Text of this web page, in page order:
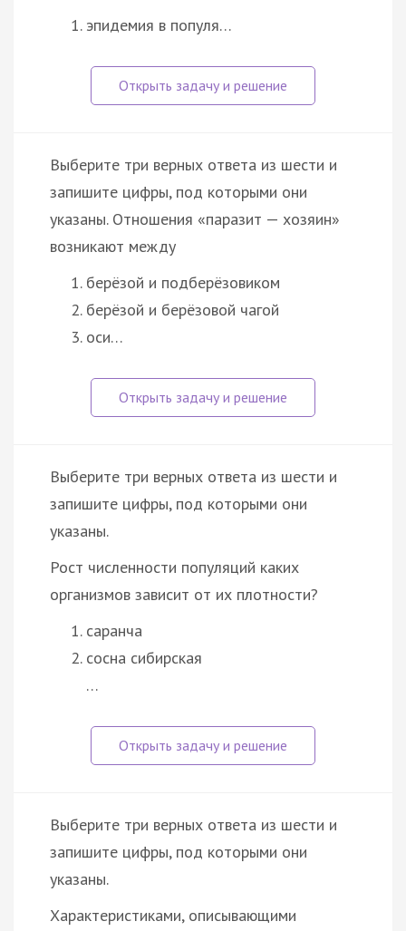
эпидемия в популя…
Выберите три верных ответа из шести и
запишите цифры, под которыми они
указаны. Отношения «паразит — хозяин»
возникают между
берёзой и подберёзовиком
берёзой и берёзовой чагой
оси…
Выберите три верных ответа из шести и
запишите цифры, под которыми они
указаны.
Рост численности популяций каких
организмов зависит от их плотности?
саранча
сосна сибирская
…
Выберите три верных ответа из шести и
запишите цифры, под которыми они
указаны.
Характеристиками, описывающими